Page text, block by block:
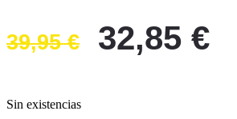
39,95€
El
precio
32,85 €El
Sin existencias